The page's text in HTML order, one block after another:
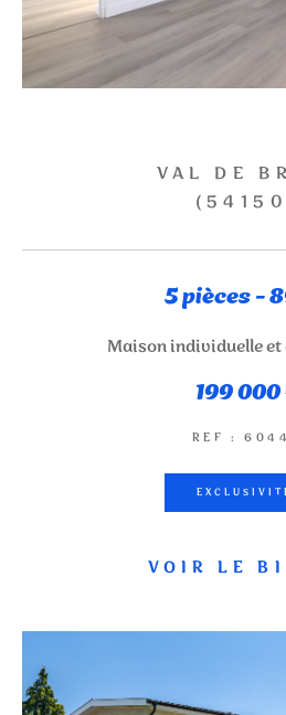
VAL DE
5 pièces -
Maison individuelle
199 000
REF :
VOIR LE